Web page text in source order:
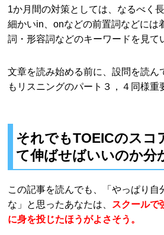
1か月間の対策としては、なるべく
細かいin、onなどの前置詞などには
詞・形容詞などのキーワードを見て
文章を読み始める前に、設問を読ん
もリスニングのパート３，４同様重
それでもTOEICのスコ
て伸ばせばいいのか分
この記事を読んでも、「やっぱり自
な」と思ったあなたは、 スクールで
に身を投じたほうがよさそう。